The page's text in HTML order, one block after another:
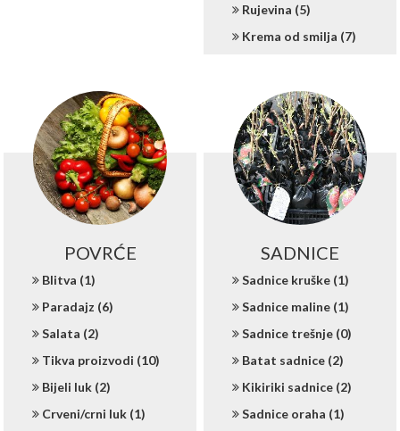
Rujevina (5)
Krema od smilja (7)
POVRĆE
Blitva (1)
Paradajz (6)
Salata (2)
Tikva proizvodi (10)
Bijeli luk (2)
Crveni/crni luk (1)
SADNICE
Sadnice kruške (1)
Sadnice maline (1)
Sadnice trešnje (0)
Batat sadnice (2)
Kikiriki sadnice (2)
Sadnice oraha (1)